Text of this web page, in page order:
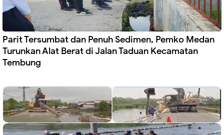
Parit Tersumbat dan Penuh Sedimen, Pemko Medan
Turunkan Alat Berat di Jalan Taduan Kecamatan
Tembung